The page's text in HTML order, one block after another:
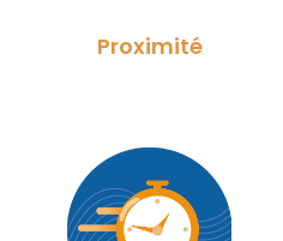
Proximité